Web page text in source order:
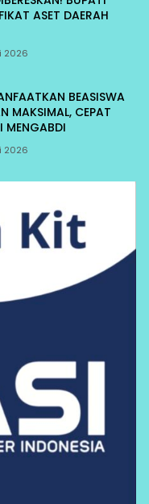
ASET DAERAH
2026
BEASISWA
MAKSIMAL, CEPAT
MENGABDI
2026